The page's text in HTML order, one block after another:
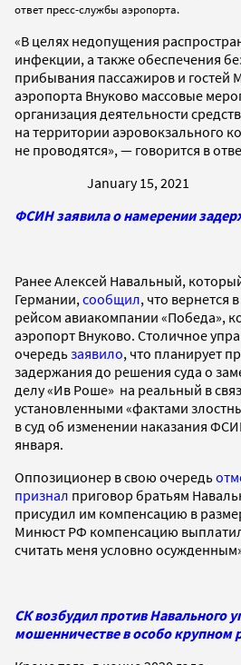
ответ пресс-службы аэропорта.
«В целях недопущения
инфекции, а также обеспечения
прибывания пассажиров и гостей
аэропорта Внуково массовые
организация деятельности
на территории аэровокзального
не проводятся», — говорится в
January 15, 2021
ФСИН заявила о намерении
Ранее Алексей Навальный,
Германии, сообщил, что вернется
рейсом авиакомпании «Победа»,
аэропорт Внуково. Столичное
очередьзаявило, что планирует
задержания до решения суда о
делу «Ив Роше» на реальный в
установленными «фактами
в суд об изменении наказания
января.
Оппозиционер в свою очередь
признал приговор братьям
присудил им компенсацию в
Минюст РФ компенсацию
считать меня условно
СК возбудил против Навального
мошенничестве в особо крупном